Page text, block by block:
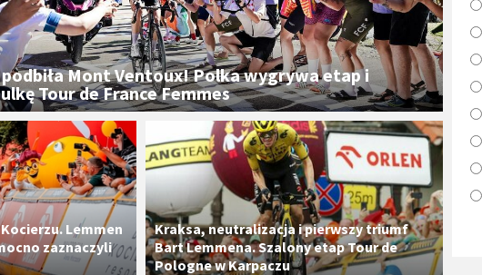
Mont Ventoux! Polka wygrywa etap i
Tour de France Femmes
Lemmen
zaznaczyli
Kraksa, neutralizacja i pierwszy triumf
Bart Lemmena. Szalony etap Tour de
Pologne w Karpaczu